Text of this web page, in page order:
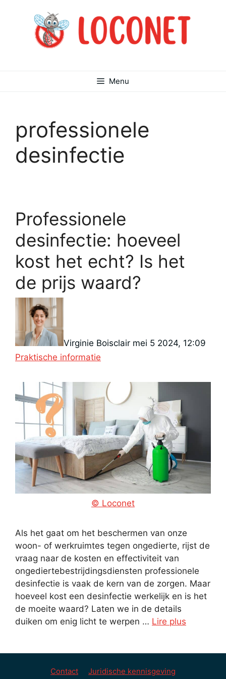
Menu
professionele
desinfectie
Professionele
desinfectie: hoeveel
kost het echt? Is het
de prijs waard?
Virginie Boisclair mei 5 2024, 12:09
Praktische informatie
© Loconet
Als het gaat om het beschermen van onze
woon- of werkruimtes tegen ongedierte, rijst de
vraag naar de kosten en effectiviteit van
ongediertebestrijdingsdiensten professionele
desinfectie is vaak de kern van de zorgen. Maar
hoeveel kost een desinfectie werkelijk en is het
de moeite waard? Laten we in de details
duiken om enig licht te werpen … Lire plus
Contact Juridische kennisgeving